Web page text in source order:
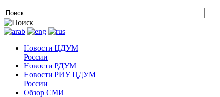
Новости ЦДУМ
России
Новости РДУМ
Новости РИУ ЦДУМ
России
Обзор СМИ